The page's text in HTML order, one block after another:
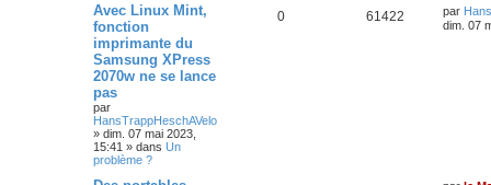
Avec Linux Mint,
fonction
imprimante du
Samsung XPress
2070w ne se lance
pas
par
HansTrappHeschAVelo
» dim. 07 mai 2023,
15:41 » dans Un
problème ?
0 61422 par
dim. 07